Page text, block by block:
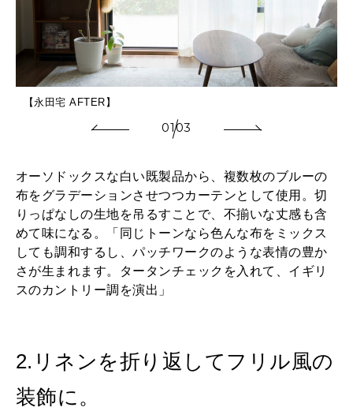
【永田宅 AFTER】
0103
オーソドックスな白い既製品から、複数枚のブルーの
布をグラデーションさせつつカーテンとして使用。切
りっぱなしの生地を吊るすことで、不揃いな丈感も含
めて味になる。「同じトーンなら色んな布をミックス
しても調和するし、パッチワークのような表情の豊か
さが生まれます。タータンチェックを入れて、イギリ
スのカントリー調を演出」
2.リネンを折り返してフリル風の
装飾に。